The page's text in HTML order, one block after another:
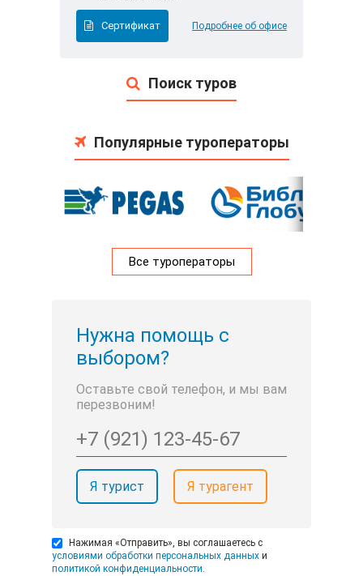
Поиск туров
Сертификат Подробнее об офисе
Популярные туроператоры
Все туроператоры
Нужна помощь с
выбором?
Оставьте свой телефон, и мы вам
перезвоним!
Я турист Я турагент
Нажимая «Отправить», вы соглашаетесь с
условиями обработки персональных данных и
политикой конфиденциальности.